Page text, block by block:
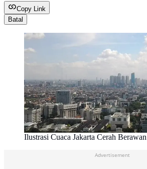
Copy Link
Batal
Ilustrasi Cuaca Jakarta Cerah Berawan
Advertisement